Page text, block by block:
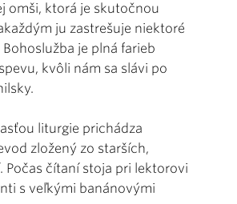
omši, ktorá je skutočnou
ju zastrešuje niektoré
je plná farieb
kvôli nám sa slávi po
liturgie prichádza
zložený zo starších,
Počas čítaní stoja pri lektorovi
s veľkými banánovými